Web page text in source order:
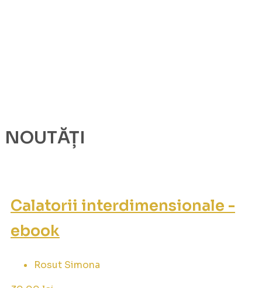
NOUTĂȚI
Calatorii interdimensionale -
ebook
Rosut Simona